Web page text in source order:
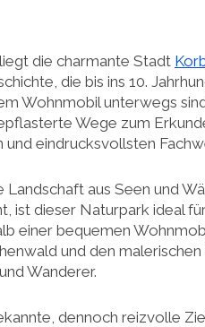
die charmante Stadt
die bis ins 10.
Wohnmobil unterwegs
Wege zum
und eindrucksvollsten
aus Seen und
ist dieser Naturpark ideal
einer bequemen
und den
Wanderer.
dennoch reizvolle